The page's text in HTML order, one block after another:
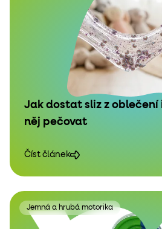
Jak dostat sliz z oblečení
něj pečovat
Číst článek
Jemná a hrubá motorika